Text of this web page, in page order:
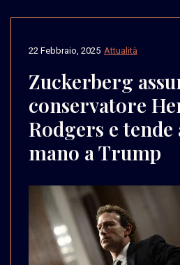
Attualità
22 Febbraio, 2025
Zuckerberg
conservatore
Rodgers e
mano a Trump